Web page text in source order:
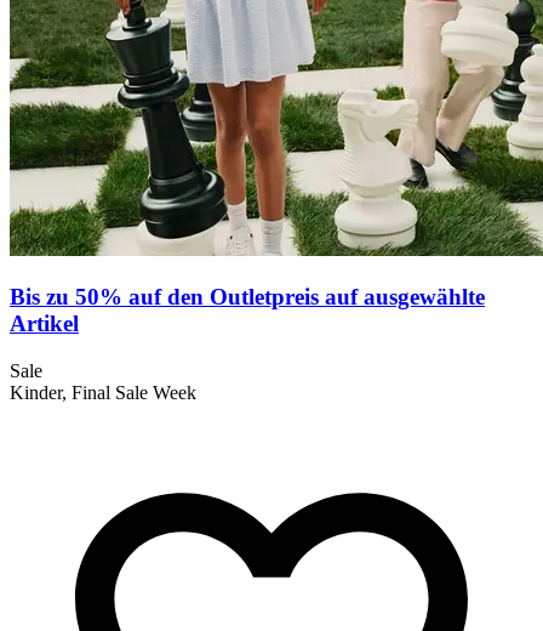
Bis zu 50% auf den Outletpreis auf ausgewählte
Artikel
Sale
Kinder, Final Sale Week